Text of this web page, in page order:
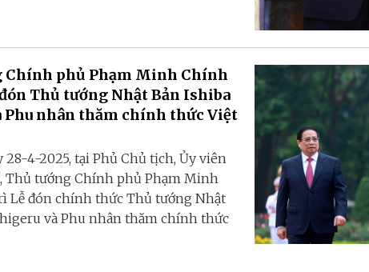
Chính phủ Phạm Minh Chính
Thủ tướng Nhật Bản Ishiba
Phu nhân thăm chính thức Việt
28-4-2025, tại Phủ Chủ tịch, Ủy viên
Thủ tướng Chính phủ Phạm Minh
Lễ đón chính thức Thủ tướng Nhật
và Phu nhân thăm chính thức